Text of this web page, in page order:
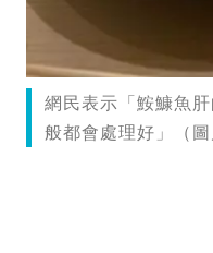
網民表示「鮟鱇魚
般都會處理好」（